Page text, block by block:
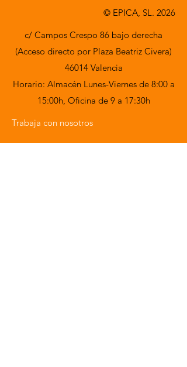
© EPICA, SL. 2026
c/ Campos Crespo 86 bajo derecha
(Acceso directo por Plaza Beatriz Civera)
46014 Valencia
Horario: Almacén Lunes-Viernes de 8:00 a
15:00h, Oficina de 9 a 17:30h
Trabaja con nosotros